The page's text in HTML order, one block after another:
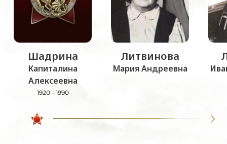
Шадрина
Капиталина
Алексеевна
1920 - 1990
Литвинова
Мария Андреевна